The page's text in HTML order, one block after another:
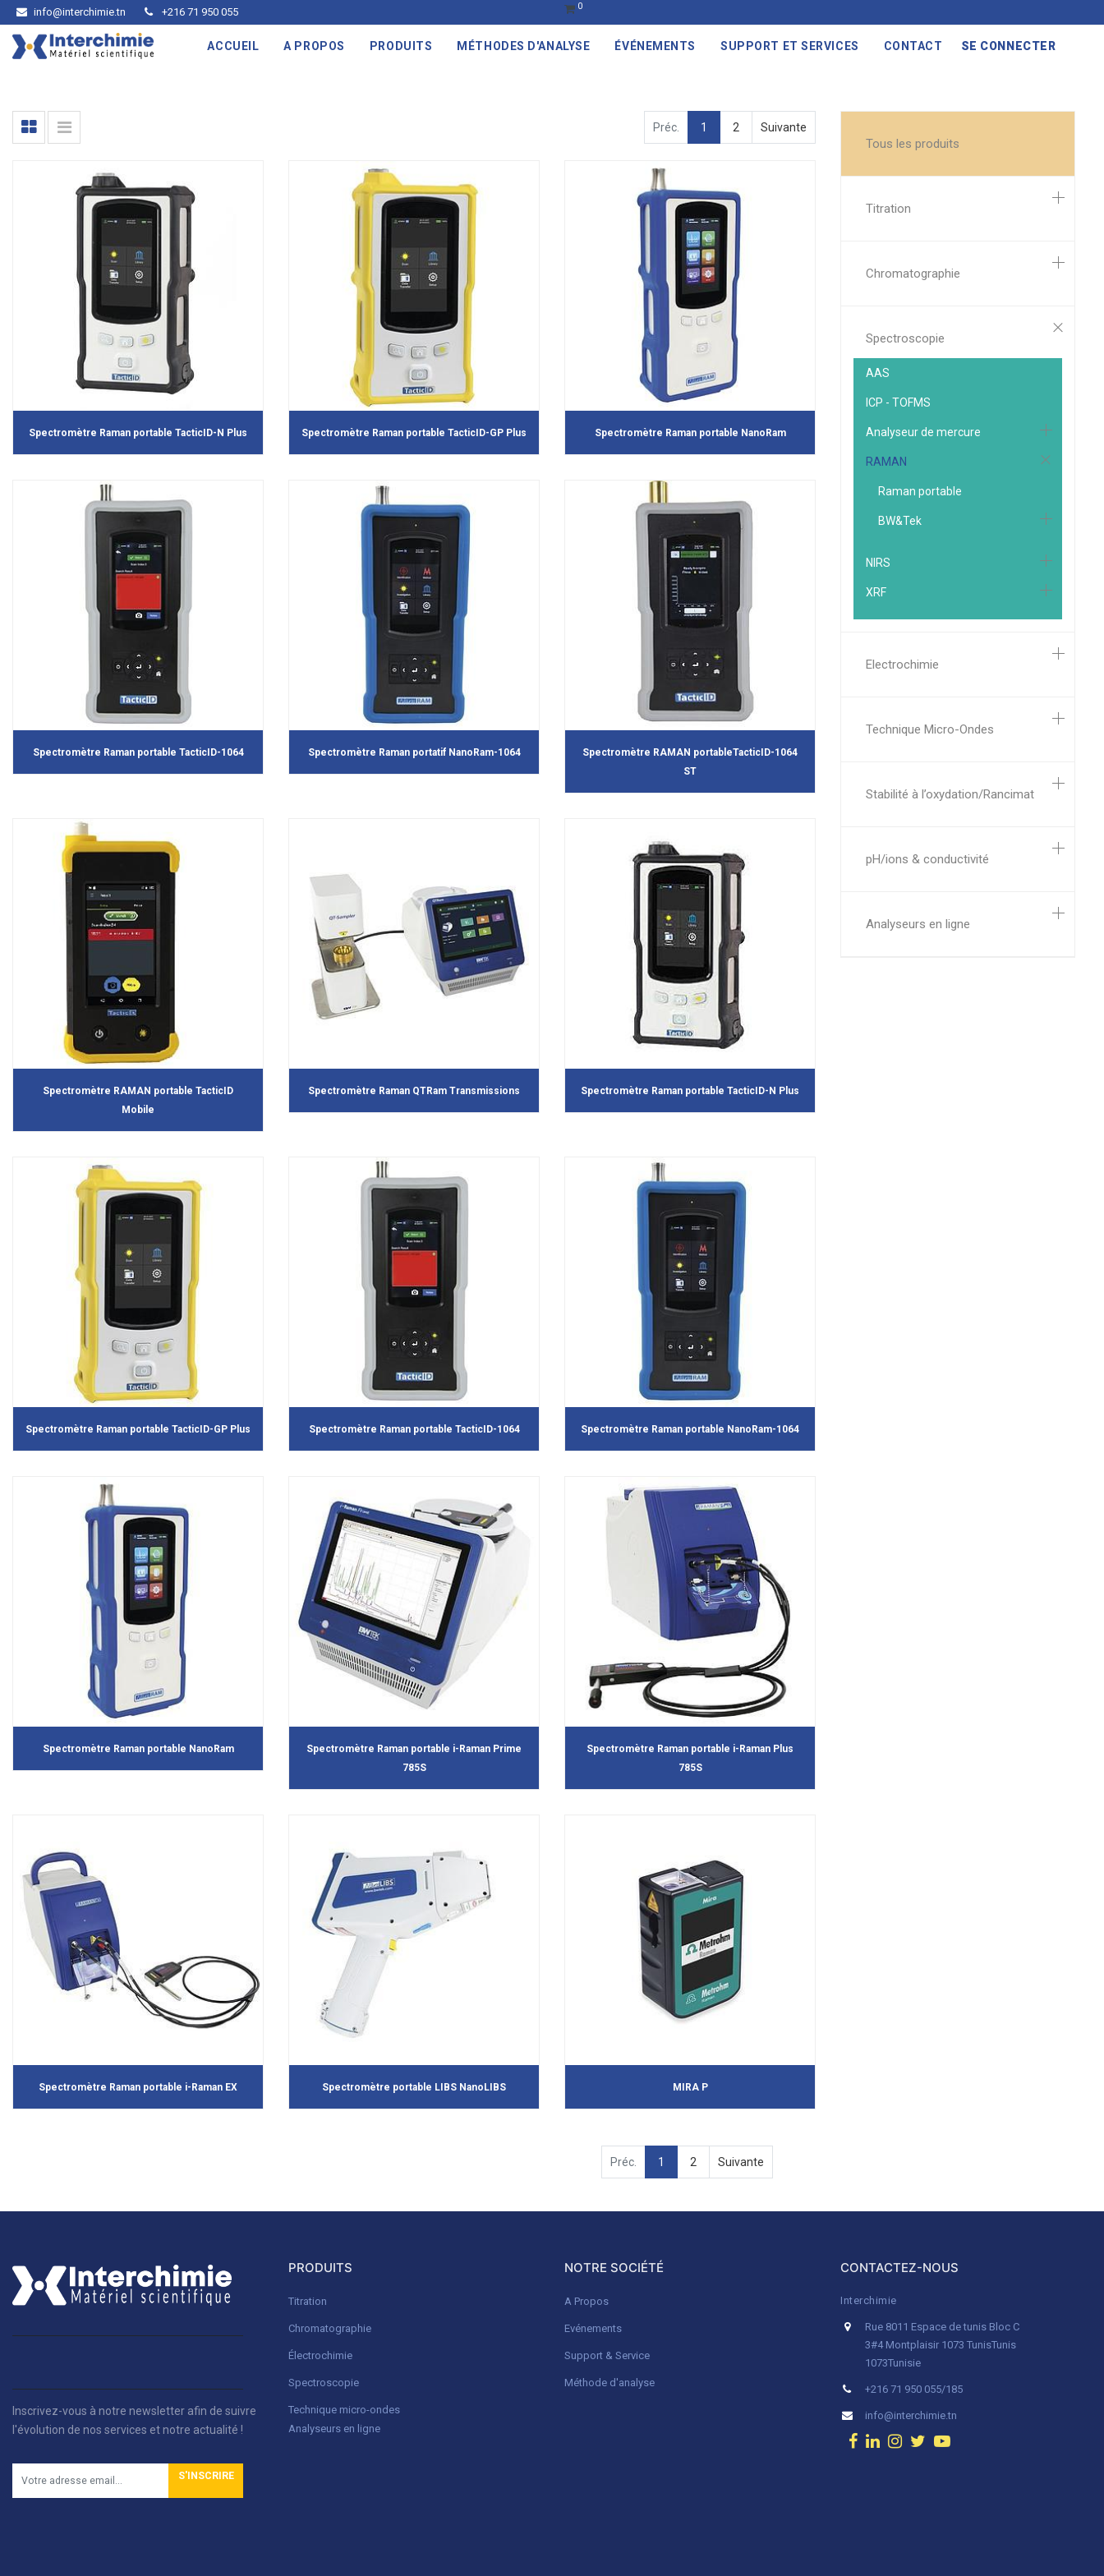
info@interchimie.tn +216 71 950 055 0
ACCUEIL A PROPOS PRODUITS MÉTHODES D'ANALYSE ÉVÉNEMENTS SUPPORT ET SERVICES CONTACT SE CONNECTER
Tous les produits
Titration
Chromatographie
Spectroscopie
AAS
ICP - TOFMS
Analyseur de mercure
RAMAN
Raman portable
BW&Tek
NIRS
XRF
Electrochimie
Technique Micro-Ondes
Stabilité à l’oxydation/Rancimat
pH/ions & conductivité
Analyseurs en ligne
Préc. 1 2 Suivante
Spectromètre Raman portable TacticID-N Plus Spectromètre Raman portable TacticID-GP Plus Spectromètre Raman portable NanoRam
Spectromètre Raman portable TacticID-1064 Spectromètre Raman portatif NanoRam-1064
Spectromètre RAMAN portableTacticID-1064
ST
Spectromètre RAMAN portable TacticID
Mobile
Spectromètre Raman QTRam Transmissions Spectromètre Raman portable TacticID-N Plus
Spectromètre Raman portable TacticID-GP Plus Spectromètre Raman portable TacticID-1064 Spectromètre Raman portable NanoRam-1064
Spectromètre Raman portable NanoRam
Spectromètre Raman portable i-Raman Prime
785S
Spectromètre Raman portable i-Raman Plus
785S
Spectromètre Raman portable i-Raman EX Spectromètre portable LIBS NanoLIBS MIRA P
Préc. 1 2 Suivante
Inscrivez-vous à notre newsletter afin de suivre
l'évolution de nos services et notre actualité !
S'INSCRIRE
PRODUITS
Titration
Chromatographie
Électrochimie
Spectroscopie
Technique micro-ondes
Analyseurs en ligne
NOTRE SOCIÉTÉ
A Propos
Evénements
Support & Service
Méthode d'analyse
CONTACTEZ-NOUS
Interchimie
Rue 8011 Espace de tunis Bloc C
3#4 Montplaisir 1073 TunisTunis
1073Tunisie
+216 71 950 055/185
info@interchimie.tn